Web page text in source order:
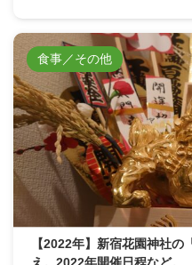
食事／その他
【2022年】新宿花園神社
え。2022年開催日程など。